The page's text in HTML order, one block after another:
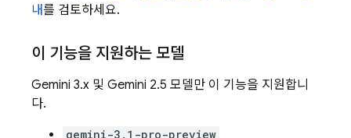
내를 검토하세요.
이 기능을 지원하는 모델
Gemini 3.x 및 Gemini 2.5 모델만 이 기능을 지원합니
다.
gemini-3.1-pro-preview